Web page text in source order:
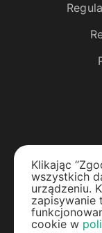
Klikając
wszystkich
urządzeniu.
zapisywanie
cookie w